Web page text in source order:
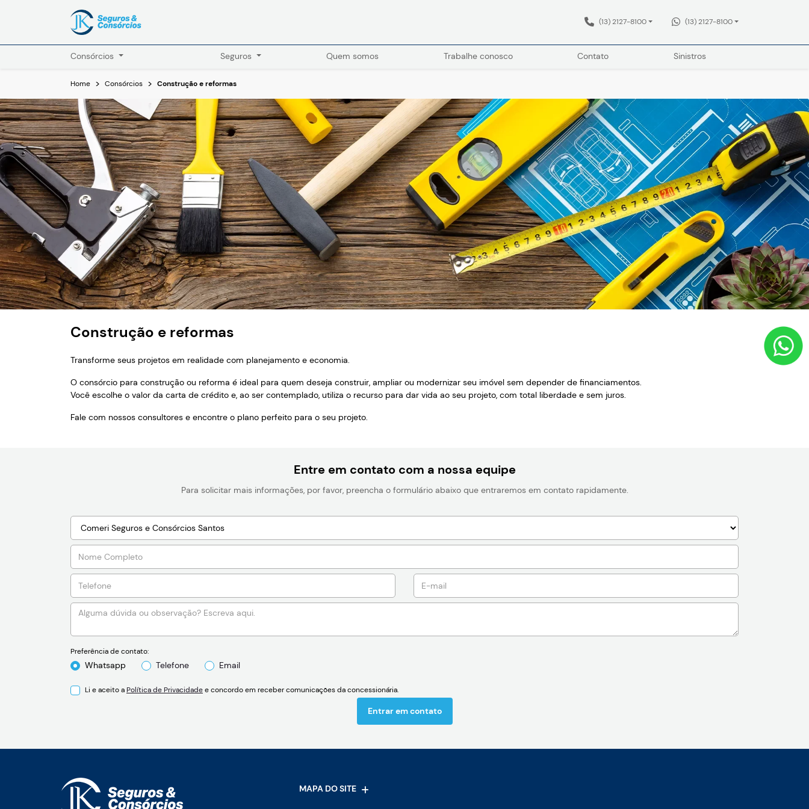
(13) 2127-8100 (13) 2127-8100
Consórcios Seguros Quem somos Trabalhe conosco Contato Sinistros
Home Consórcios Construção e reformas
Construção e reformas
Transforme seus projetos em realidade com planejamento e economia.
O consórcio para construção ou reforma é ideal para quem deseja construir, ampliar ou modernizar seu imóvel sem depender de financiamentos.
Você escolhe o valor da carta de crédito e, ao ser contemplado, utiliza o recurso para dar vida ao seu projeto, com total liberdade e sem juros.
Fale com nossos consultores e encontre o plano perfeito para o seu projeto.
Entre em contato com a nossa equipe
Para solicitar mais informações, por favor, preencha o formulário abaixo que entraremos em contato rapidamente.
Preferência de contato:
Whatsapp Telefone Email
Li e aceito aPolítica de Privacidadee concordo em receber comunicações da concessionária.
Entrar em contato
MAPA DO SITE